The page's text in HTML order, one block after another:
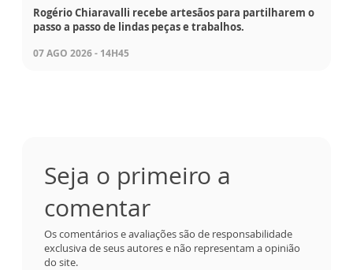
Rogério Chiaravalli recebe artesãos para partilharem o
passo a passo de lindas peças e trabalhos.
07 AGO 2026 - 14H45
Seja o primeiro a
comentar
Os comentários e avaliações são de responsabilidade
exclusiva de seus autores e não representam a opinião
do site.